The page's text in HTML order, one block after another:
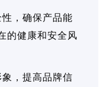
，确保产品能
的健康和安全风
，提高品牌信